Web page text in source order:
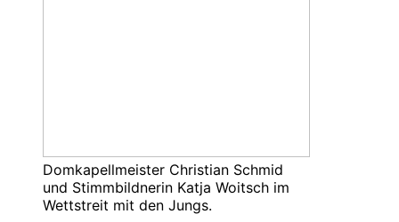
Domkapellmeister Christian Schmid
und Stimmbildnerin Katja Woitsch im
Wettstreit mit den Jungs.